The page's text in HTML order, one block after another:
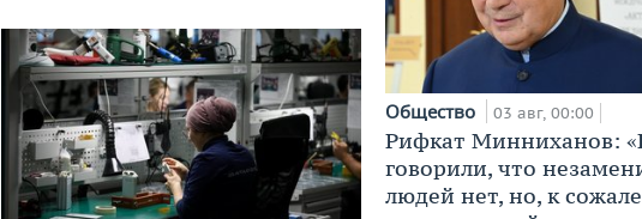
Общество 03 авг, 00:00
Рифкат Минниханов:
говорили, что
людей нет, но, к